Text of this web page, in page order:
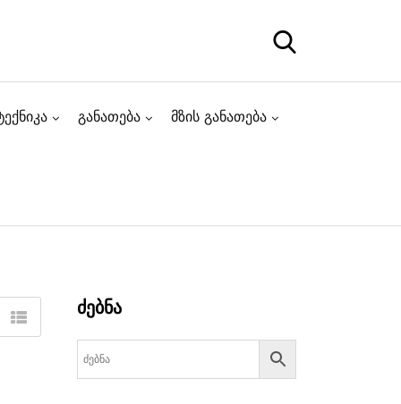
განათება მზის განათება
ძებნა